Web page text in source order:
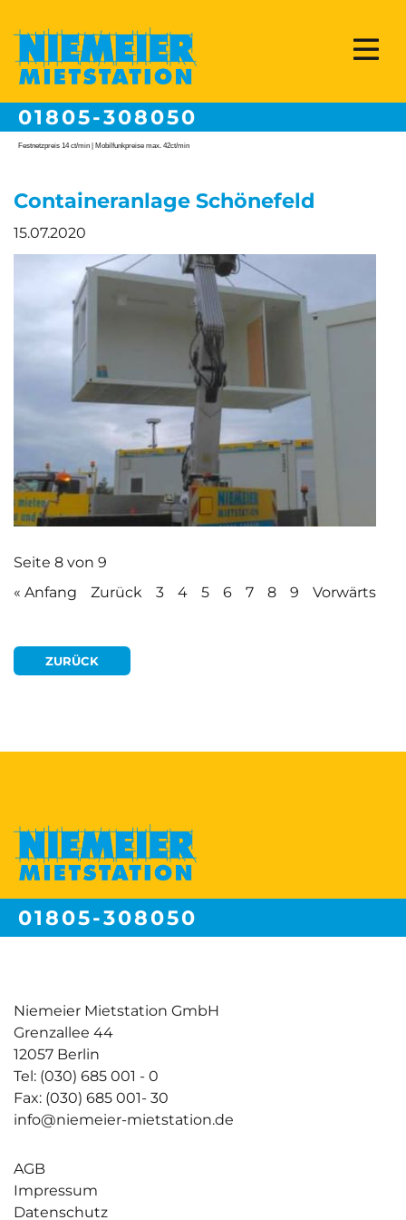
01805-308050
Festnetzpreis 14 ct/min | Mobilfunkpreise max. 42ct/min
Containeranlage Schönefeld
15.07.2020
Seite 8 von 9
« Anfang
Zurück 3 4 5 6 7 8 9 Vorwärts
ZURÜCK
01805-308050
Niemeier Mietstation GmbH
Grenzallee 44
12057 Berlin
Tel: (030) 685 001 - 0
Fax: (030) 685 001- 30
info@niemeier-mietstation.de
AGB
Impressum
Datenschutz